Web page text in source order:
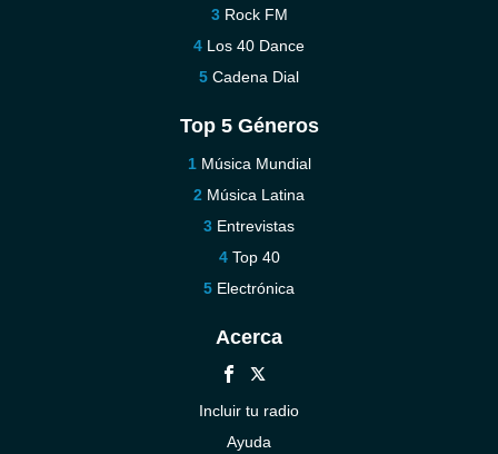
Rock FM
Los 40 Dance
Cadena Dial
Top 5 Géneros
Música Mundial
Música Latina
Entrevistas
Top 40
Electrónica
Acerca
Incluir tu radio
Ayuda